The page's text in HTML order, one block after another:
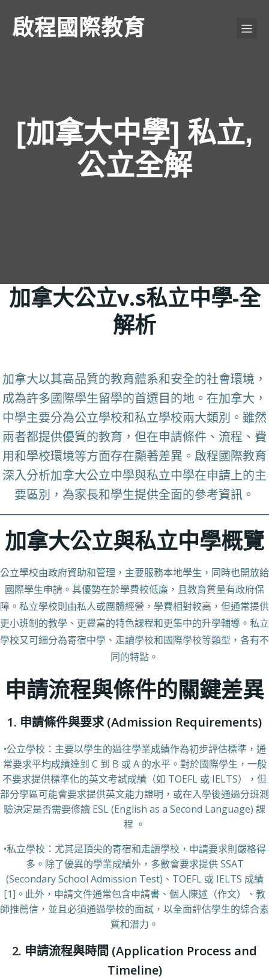
啟程國際教育
[加拿大中學] 私立,
公立全解
加拿大公立v.s私立中學-全
解析
加拿大以其高品質的教育體系和安全的社會環境，
成為許多國際學生留學的首選目的地。在加拿大，
中學主要分為公立學校和私立學校兩大類別。雖然
兩者都提供優質的教育，但在申請條件、流程、費
用和學校環境等方面存在顯著差異。啟程國際教育
深入分析加拿大公立中學與私立中學在申請上的主
要區別，為家長和學生提供全面的參考資訊。
加拿大公立與私立中學概覽
公立學校由政府資助和管理，主要服務本地學生，同時也開放給
國際學生申請。其優勢在於學費較低廉，且教育質量有政府保
障。私立學校則由私人或團體經營，學費相對較高，但通常提供
更小班制的教學、更豐富的特色課程和更集中的升學輔導。私立
學校又可細分為寄宿中學、走讀學校和國際學校等類型，各有不
同的特點。
申請流程與條件的關鍵差異
1. 申請條件與要求 (Admission Requirements)
•公立學校：主要以學生的過往學業成績作為初步評估標準，通
常要求平均成績達到 C 到 B 或 A 的水平。對於國際學生，一般
不要求提供標準化的英文考試成績（如 TOEFL 或 IELTS），但
部分學區可能會要求提供英文能力證明，或在入學後通過分班測
驗決定是否需要修讀 ESL (English as a Second Language) 課
程 。
•私立學校：尤其是頂尖的寄宿和走讀學校，申請要求則嚴格得
多。除了優異的學業成績外，多數會要求提供 SSAT
(Secondary School Admission Test)、TOEFL 或 IELTS 成績
[1]。此外，申請文件通常包含申請書、個人陳述（作文）、教
師推薦信，並且必須通過學校的面試，以全面評估學生的綜合素
質和潛力。
2. 申請流程與時間 (Application Process and
Timeline)